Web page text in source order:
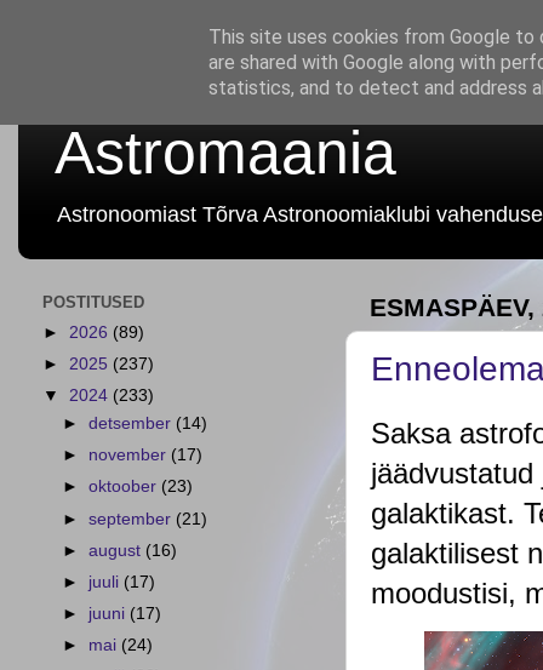
Astromaania
Astronoomiast Tõrva Astronoomiaklubi
Saksa
galaktikast.
galaktilisest
moodustisi,
POSTITUSED
► 2026 (89)
► 2025 (237)
▼ 2024 (233)
►detsember (14)
► november (17)
►oktoober (23)
►september (21)
►august (16)
► juuli (17)
► juuni (17)
► mai (24)
This site uses cookies from Google to
are shared with Google along with
statistics, and to detect and address